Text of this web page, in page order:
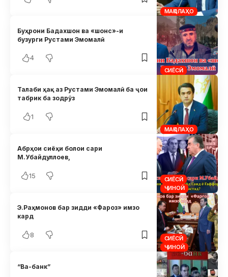
МАҚОЛАҲО
СИЁСӢ
Буҳрони Бадахшон ва «шонс»-и
бузурги Рустами Эмомалӣ
4
МАҚОЛАҲО
Талаби ҳақ аз Рустами Эмомалӣ ба ҷои
табрик ба зодрӯз
1
СИЁСӢ
ҶИНОӢ
Абрҳои сиёҳи болои сари
М.Убайдуллоев,
15
СИЁСӢ
ҶИНОӢ
Э.Раҳмонов бар зидди «Фароз» имзо
кард
8
“Ва-банк”